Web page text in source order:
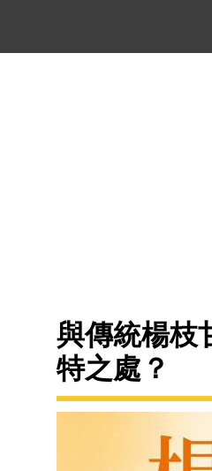
與傳統楊枝
特之處？